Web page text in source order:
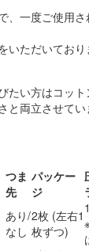
、一度ご使用
ただいており
たい方はコッ
と両立させて
つま
先
パッケー
ジ
あり/
なし
2枚 (左右1
枚ずつ)